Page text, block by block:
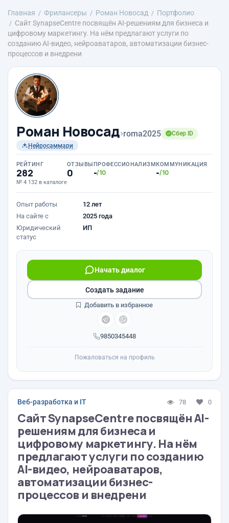
Главная Фрилансеры Роман Новосад
Портфолио
Сайт SynapseCentre посвящён AI-решениям для бизнеса и
цифровому маркетингу. На нём предлагают услуги по
созданию AI-видео, нейроаватаров, автоматизации бизнес-
процессов и внедрени
Роман Новосад›roma2025
Сбер ID
Нейросаммари
РЕЙТИНГ
282
№ 4 132 в каталоге
ОТЗЫВЫ
0
ПРОФЕССИОНАЛИЗМ
-/10
КОММУНИКАЦИЯ
-/10
Опыт работы
12 лет
На сайте с
2025 года
Юридический
статус
ИП
9850345448
Начать диалог
Создать задание
Добавить в избранное
Пожаловаться на профиль
Веб-разработка и IT 78 0
Сайт SynapseCentre посвящён AI-
решениям для бизнеса и
цифровому маркетингу. На нём
предлагают услуги по созданию
AI-видео, нейроаватаров,
автоматизации бизнес-
процессов и внедрени